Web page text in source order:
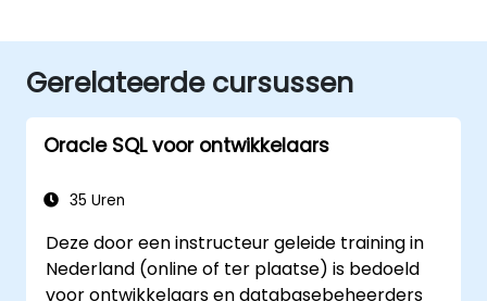
Gerelateerde cursussen
Oracle SQL voor ontwikkelaars
35 Uren
Deze door een instructeur geleide training in
Nederland (online of ter plaatse) is bedoeld
voor ontwikkelaars en databasebeheerders